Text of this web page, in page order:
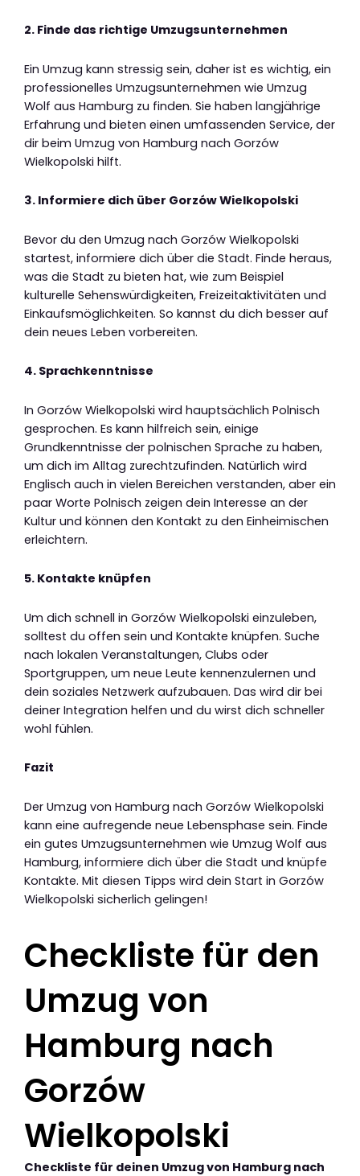
2. Finde das richtige Umzugsunternehmen
Ein Umzug kann stressig sein, daher ist es wichtig, ein
professionelles Umzugsunternehmen wie Umzug
Wolf aus Hamburg zu finden. Sie haben langjährige
Erfahrung und bieten einen umfassenden Service, der
dir beim Umzug von Hamburg nach Gorzów
Wielkopolski hilft.
3. Informiere dich über Gorzów Wielkopolski
Bevor du den Umzug nach Gorzów Wielkopolski
startest, informiere dich über die Stadt. Finde heraus,
was die Stadt zu bieten hat, wie zum Beispiel
kulturelle Sehenswürdigkeiten, Freizeitaktivitäten und
Einkaufsmöglichkeiten. So kannst du dich besser auf
dein neues Leben vorbereiten.
4. Sprachkenntnisse
In Gorzów Wielkopolski wird hauptsächlich Polnisch
gesprochen. Es kann hilfreich sein, einige
Grundkenntnisse der polnischen Sprache zu haben,
um dich im Alltag zurechtzufinden. Natürlich wird
Englisch auch in vielen Bereichen verstanden, aber ein
paar Worte Polnisch zeigen dein Interesse an der
Kultur und können den Kontakt zu den Einheimischen
erleichtern.
5. Kontakte knüpfen
Um dich schnell in Gorzów Wielkopolski einzuleben,
solltest du offen sein und Kontakte knüpfen. Suche
nach lokalen Veranstaltungen, Clubs oder
Sportgruppen, um neue Leute kennenzulernen und
dein soziales Netzwerk aufzubauen. Das wird dir bei
deiner Integration helfen und du wirst dich schneller
wohl fühlen.
Fazit
Der Umzug von Hamburg nach Gorzów Wielkopolski
kann eine aufregende neue Lebensphase sein. Finde
ein gutes Umzugsunternehmen wie Umzug Wolf aus
Hamburg, informiere dich über die Stadt und knüpfe
Kontakte. Mit diesen Tipps wird dein Start in Gorzów
Wielkopolski sicherlich gelingen!
Checkliste für den
Umzug von
Hamburg nach
Gorzów
Wielkopolski
Checkliste für deinen Umzug von Hamburg nach